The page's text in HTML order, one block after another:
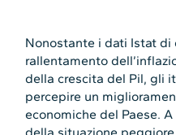
Nonostante i dati Istat di
rallentamento
della crescita del Pil, gli
percepire un
economiche del Paese.